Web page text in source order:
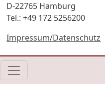
D-22765 Hamburg
Tel.: +49 172 5256200
Impressum/Datenschutz